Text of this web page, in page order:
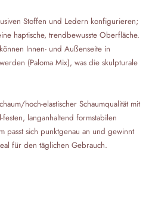
Stoffen und Ledern konfigurieren;
haptische, trendbewusste Oberfläche.
Innen‑ und Außenseite in
(Paloma Mix), was die skulpturale
hoch‑elastischer Schaumqualität mit
langanhaltend formstabilen
passt sich punktgenau an und gewinnt
für den täglichen Gebrauch.